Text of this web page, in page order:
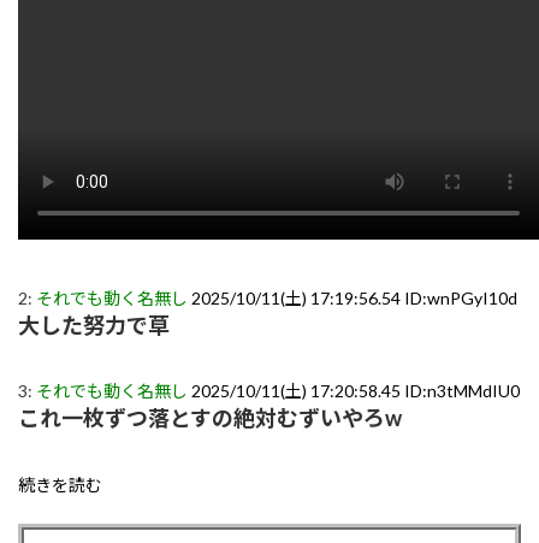
2: それでも動く名無し 2025/10/11(土) 17:19:56.54 ID:wnPGyI10d
大した努力で草
3: それでも動く名無し 2025/10/11(土) 17:20:58.45 ID:n3tMMdIU0
これ一枚ずつ落とすの絶対むずいやろw
続きを読む